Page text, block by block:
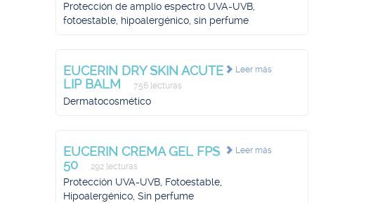
Protección de amplio espectro UVA-UVB,
fotoestable, hipoalergénico, sin perfume
Leer más
EUCERIN DRY SKIN ACUTE
LIP BALM
756 lecturas
Dermatocosmético
Leer más
EUCERIN CREMA GEL FPS
50
292 lecturas
Protección UVA-UVB, Fotoestable,
Hipoalergénico, Sin perfume